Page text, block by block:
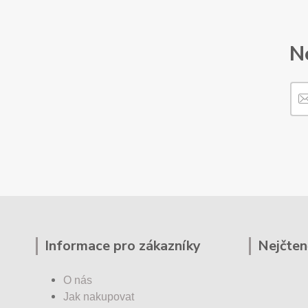
Informace pro zákazníky
O nás
Jak nakupovat